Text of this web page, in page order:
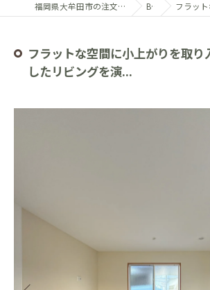
福岡県大牟田市の注文住宅なら株式会社インハウス Blog フラットな空間に小
フラットな空間に小上がりを取り
したリビングを演...